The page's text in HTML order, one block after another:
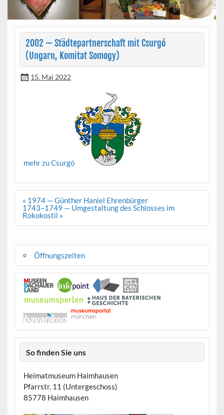
2002 — Städtepartnerschaft mit Csurgó
(Ungarn, Komitat Somogy)
15. Mai 2022
mehr zu Csurgó
Beitragsnavigation
« 1974 — Günther Haniel Ehrenbürger
1743–1749 — Umgestaltung des Schlosses im
Rokokostil »
Öffnungszeiten
So finden Sie uns
Heimatmuseum Haimhausen
Pfarrstr. 11 (Untergeschoss)
85778 Haimhausen